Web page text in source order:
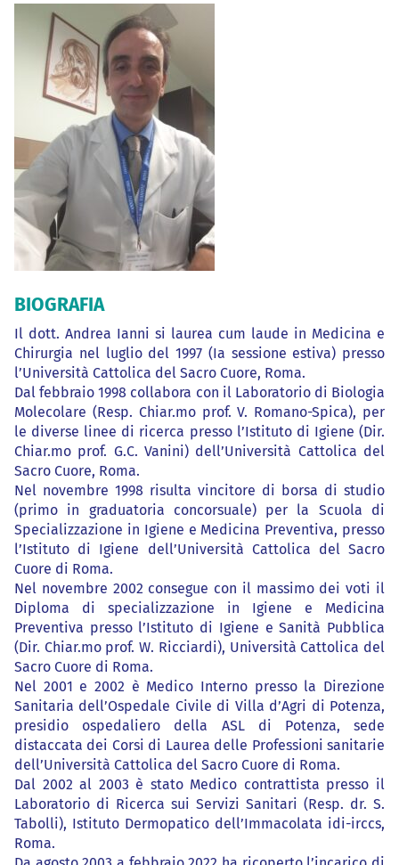
BIOGRAFIA
Il dott. Andrea Ianni si laurea cum laude in Medicina e
Chirurgia nel luglio del 1997 (Ia sessione estiva) presso
l’Università Cattolica del Sacro Cuore, Roma.
Dal febbraio 1998 collabora con il Laboratorio di Biologia
Molecolare (Resp. Chiar.mo prof. V. Romano-Spica), per
le diverse linee di ricerca presso l’Istituto di Igiene (Dir.
Chiar.mo prof. G.C. Vanini) dell’Università Cattolica del
Sacro Cuore, Roma.
Nel novembre 1998 risulta vincitore di borsa di studio
(primo in graduatoria concorsuale) per la Scuola di
Specializzazione in Igiene e Medicina Preventiva, presso
l’Istituto di Igiene dell’Università Cattolica del Sacro
Cuore di Roma.
Nel novembre 2002 consegue con il massimo dei voti il
Diploma di specializzazione in Igiene e Medicina
Preventiva presso l’Istituto di Igiene e Sanità Pubblica
(Dir. Chiar.mo prof. W. Ricciardi), Università Cattolica del
Sacro Cuore di Roma.
Nel 2001 e 2002 è Medico Interno presso la Direzione
Sanitaria dell’Ospedale Civile di Villa d’Agri di Potenza,
presidio ospedaliero della ASL di Potenza, sede
distaccata dei Corsi di Laurea delle Professioni sanitarie
dell’Università Cattolica del Sacro Cuore di Roma.
Dal 2002 al 2003 è stato Medico contrattista presso il
Laboratorio di Ricerca sui Servizi Sanitari (Resp. dr. S.
Tabolli), Istituto Dermopatico dell’Immacolata idi-irccs,
Roma.